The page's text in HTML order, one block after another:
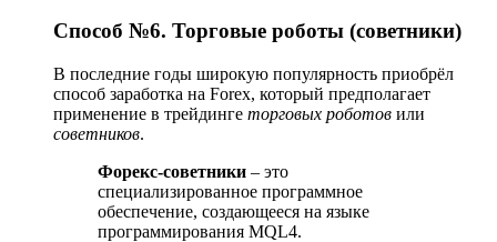
Способ №6. Торговые роботы (советники)
В последние годы широкую популярность приобрёл
способ заработка на Forex, который предполагает
применение в трейдинге торговых роботов или
советников.
Форекс-советники – это
специализированное программное
обеспечение, создающееся на языке
программирования MQL4.